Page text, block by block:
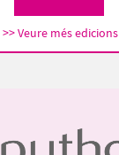
>> Veure més edicions